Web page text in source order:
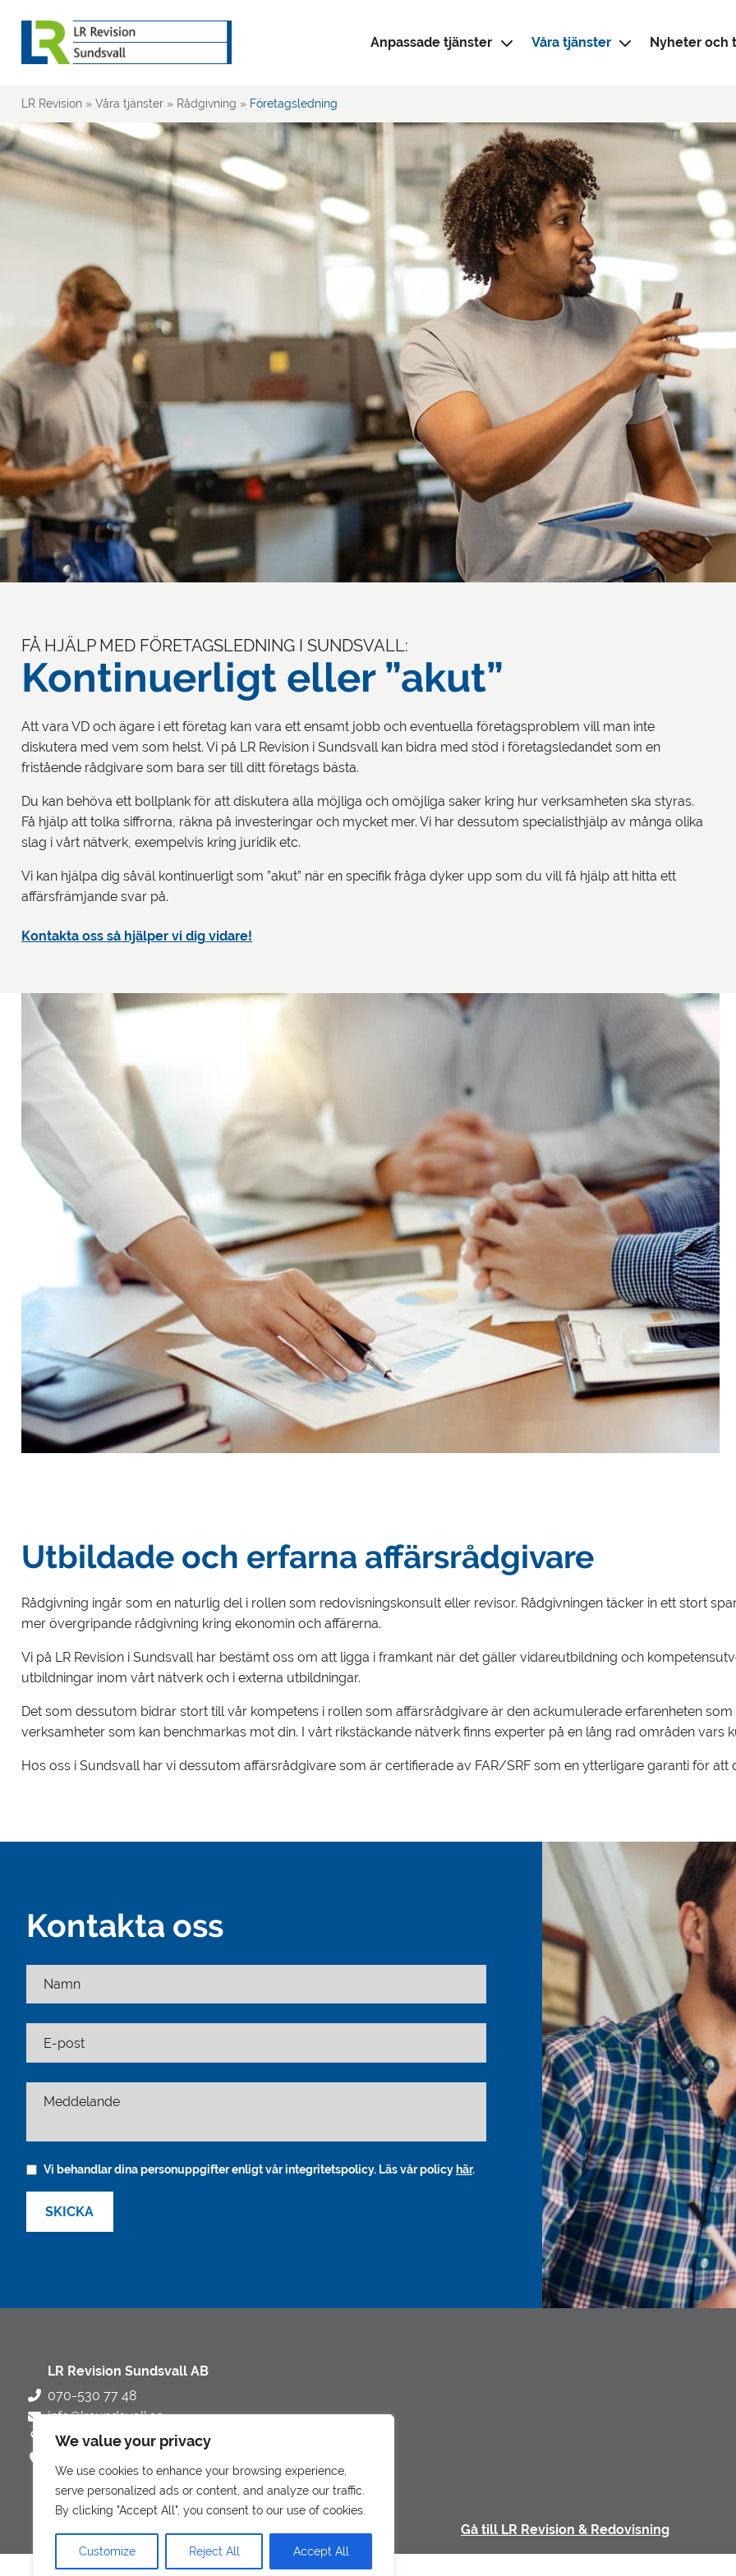
We value your privacy
We use cookies to enhance your browsing experience,
serve personalized ads or content, and analyze our traffic.
By clicking "Accept All", you consent to our use of cookies.
Customize Reject All Accept All
Anpassade tjänster Våra tjänster Nyheter och
LR Revision » Våra tjänster » Rådgivning » Företagsledning
FÅ HJÄLP MED FÖRETAGSLEDNING I SUNDSVALL:
Kontinuerligt eller ”akut”
Att vara VD och ägare i ett företag kan vara ett ensamt jobb och eventuella företagsproblem vill man inte
diskutera med vem som helst. Vi på LR Revision i Sundsvall kan bidra med stöd i företagsledandet som en
fristående rådgivare som bara ser till ditt företags bästa.
Du kan behöva ett bollplank för att diskutera alla möjliga och omöjliga saker kring hur verksamheten ska styras.
Få hjälp att tolka siffrorna, räkna på investeringar och mycket mer. Vi har dessutom specialisthjälp av många olika
slag i vårt nätverk, exempelvis kring juridik etc.
Vi kan hjälpa dig såväl kontinuerligt som ”akut” när en specifik fråga dyker upp som du vill få hjälp att hitta ett
affärsfrämjande svar på.
Kontakta oss så hjälper vi dig vidare!
Utbildade och erfarna affärsrådgivare
Rådgivning ingår som en naturlig del i rollen som redovisningskonsult eller revisor. Rådgivningen täcker in ett stort
mer övergripande rådgivning kring ekonomin och affärerna.
Vi på LR Revision i Sundsvall har bestämt oss om att ligga i framkant när det gäller vidareutbildning och
utbildningar inom vårt nätverk och i externa utbildningar.
Det som dessutom bidrar stort till vår kompetens i rollen som affärsrådgivare är den ackumulerade erfarenheten
verksamheter som kan benchmarkas mot din. I vårt rikstäckande nätverk finns experter på en lång rad områden vars
Hos oss i Sundsvall har vi dessutom affärsrådgivare som är certifierade av FAR/SRF som en ytterligare garanti för att
Kontakta oss
Namn
E-post
Vi behandlar dina personuppgifter enligt vår integritetspolicy. Läs vår policy här.
LR Revision Sundsvall AB
070-530 77 48
info@lrsundsvall.se
Esplanaden 25, Sundsvall, Sverige
Gå till LR Revision & Redovisning